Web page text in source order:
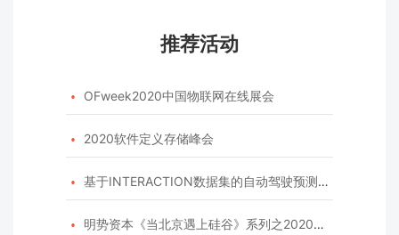
推荐活动
 OFweek2020中国物联网在线展会
 2020软件定义存储峰会
 基于INTERACTION数据集的自动驾驶预测模型挑战赛
 明势资本《当北京遇上硅谷》系列之2020年度开源峰会